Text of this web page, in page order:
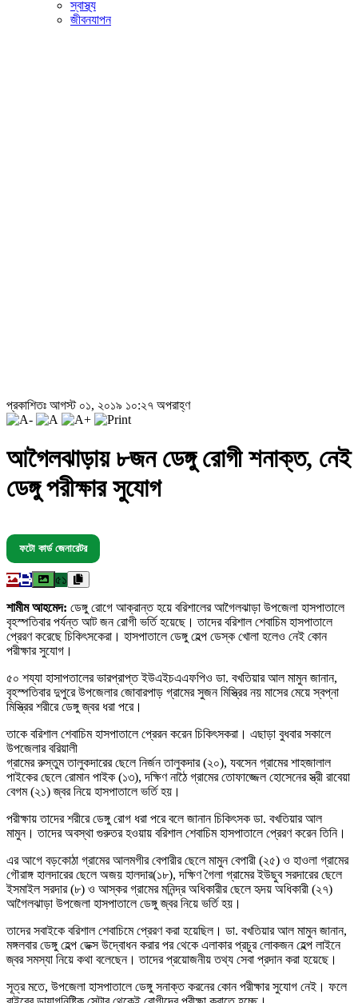
স্বাস্থ্য
জীবনযাপন
প্রকাশিতঃ আগস্ট ০১, ২০১৯ ১০:২৭ অপরাহ্ণ
আগৈলঝাড়ায় ৮জন ডেঙ্গু রোগী শনাক্ত, নেই
ডেঙ্গু পরীক্ষার সুযোগ
ফটো কার্ড জেনারেটর
৫১
শামীম আহমেদ: ডেঙ্গু রোগে আক্রান্ত হয়ে বরিশালের আগৈলঝাড়া উপজেলা হাসপাতালে
বৃহস্পতিবার পর্যন্ত আট জন রোগী ভর্তি হয়েছে। তাদের বরিশাল শেবাচিম হাসপাতালে
প্রেরণ করেছে চিকিৎসকেরা। হাসপাতালে ডেঙ্গু হেল্প ডেস্ক খোলা হলেও নেই কোন
পরীক্ষার সুযোগ।
৫০ শয্যা হাসাপতালের ভারপ্রাপ্ত ইউএইচএএফপিও ডা. বখতিয়ার আল মামুন জানান,
বৃহস্পতিবার দুপুরে উপজেলার জোবারপাড় গ্রামের সুজন মিস্ত্রির নয় মাসের মেয়ে স্বপ্না
মিস্ত্রির শরীরে ডেঙ্গু জ্বর ধরা পরে।
তাকে বরিশাল শেবাচিম হাসপাতালে প্রেরন করেন চিকিৎসকরা। এছাড়া বুধবার সকালে
উপজেলার বরিয়ালী
গ্রামের রুস্তুম তালুকদারের ছেলে নির্জন তালুকদার (২০), যবসেন গ্রামের শাহজালাল
পাইকের ছেলে রোমান পাইক (১৩), দক্ষিণ নাঠৈ গ্রামের তোফাজ্জেল হোসেনের স্ত্রী রাবেয়া
বেগম (২১) জ্বর নিয়ে হাসপাতালে ভর্তি হয়।
পরীক্ষায় তাদের শরীরে ডেঙ্গু রোগ ধরা পরে বলে জানান চিকিৎসক ডা. বখতিয়ার আল
মামুন। তাদের অবস্থা গুরুতর হওয়ায় বরিশাল শেবাচিম হাসপাতালে প্রেরণ করেন তিনি।
এর আগে বড়কোঠা গ্রামের আলমগীর বেপারীর ছেলে মামুন বেপারী (২৫) ও হাওলা গ্রামের
গৌরাঙ্গ হালদারের ছেলে অজয় হালদার(১৮), দক্ষিণ গৈলা গ্রামের ইউছুব সরদারের ছেলে
ইসমাইল সরদার (৮) ও আস্কর গ্রামের মনিন্দ্র অধিকারীর ছেলে হৃদয় অধিকারী (২৭)
আগৈলঝাড়া উপজেলা হাসপাতালে ডেঙ্গু জ্বর নিয়ে ভর্তি হয়।
তাদের সবাইকে বরিশাল শেবাচিমে প্রেরণ করা হয়েছিল। ডা. বখতিয়ার আল মামুন জানান,
মঙ্গলবার ডেঙ্গু হেল্প ডেক্স উদ্বোধন করার পর থেকে এলাকার প্রচুর লোকজন হেল্প লাইনে
জ্বর সমস্যা নিয়ে কথা বলেছেন। তাদের প্রয়োজনীয় তথ্য সেবা প্রদান করা হয়েছে।
সূত্র মতে, উপজেলা হাসপাতালে ডেঙ্গু সনাক্ত করনের কোন পরীক্ষার সুযোগ নেই। ফলে